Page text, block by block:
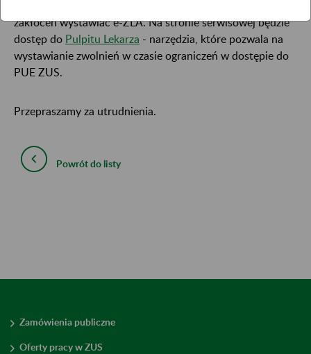
zakłóceń wystawiać e-ZLA. Na stronie serwisowej będzie
dostęp do Pulpitu Lekarza - narzędzia, które pozwala na
wystawianie zwolnień w czasie ograniczeń w dostępie do
PUE ZUS.
Przepraszamy za utrudnienia.
Powrót do listy
Zamówienia publiczne
Oferty pracy w ZUS